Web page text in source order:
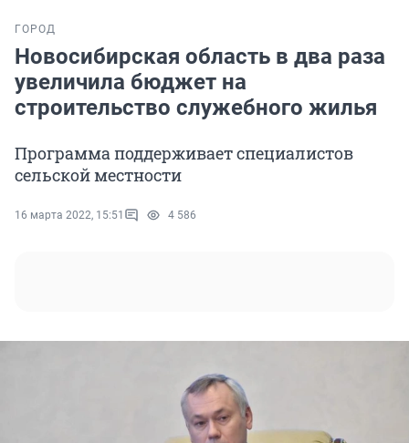
ГОРОД
Новосибирская область в два раза
увеличила бюджет на
строительство служебного жилья
Программа поддерживает специалистов
сельской местности
16 марта 2022, 15:51 4 586